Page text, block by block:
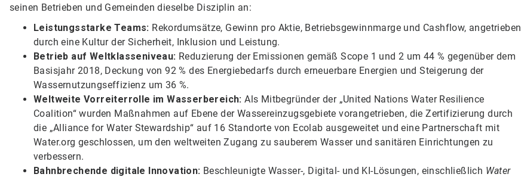
seinen Betrieben und Gemeinden dieselbe Disziplin an:
Leistungsstarke Teams: Rekordumsätze, Gewinn pro Aktie, Betriebsgewinnmarge und Cashflow, angetrieben
durch eine Kultur der Sicherheit, Inklusion und Leistung.
Betrieb auf Weltklasseniveau: Reduzierung der Emissionen gemäß Scope 1 und 2 um 44 % gegenüber dem
Basisjahr 2018, Deckung von 92 % des Energiebedarfs durch erneuerbare Energien und Steigerung der
Wassernutzungseffizienz um 36 %.
Weltweite Vorreiterrolle im Wasserbereich:Als Mitbegründer der „United Nations Water Resilience
Coalition“ wurden Maßnahmen auf Ebene der Wassereinzugsgebiete vorangetrieben, die Zertifizierung durch
die „Alliance for Water Stewardship“ auf 16 Standorte von Ecolab ausgeweitet und eine Partnerschaft mit
Water.org geschlossen, um den weltweiten Zugang zu sauberem Wasser und sanitären Einrichtungen zu
verbessern.
Bahnbrechende digitale Innovation: Beschleunigte Wasser-, Digital- und KI-Lösungen, einschließlich Water